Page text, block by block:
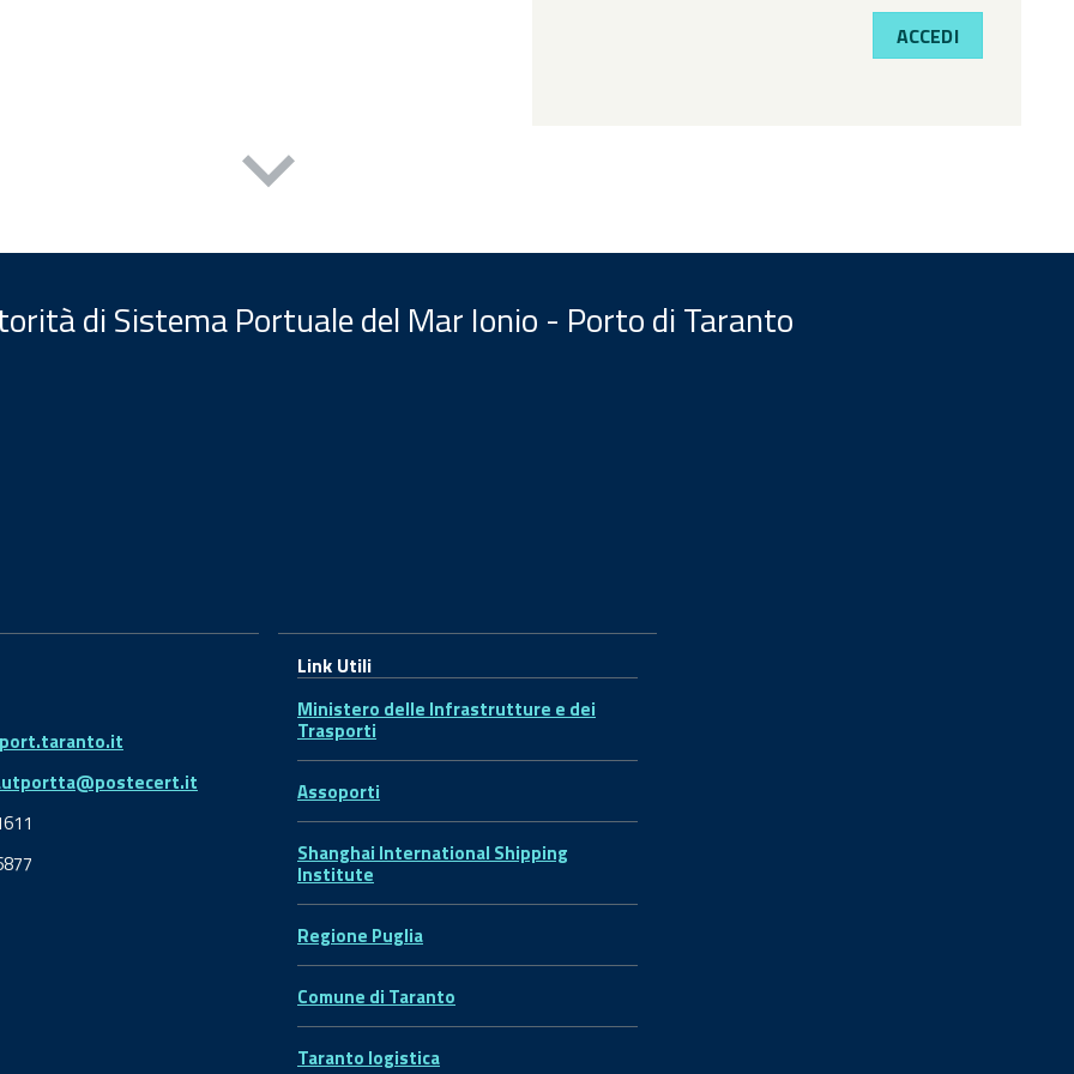
ACCEDI
di Sistema Portuale del Mar Ionio - Porto di Taranto
Link Utili
Ministero delle Infrastrutture e dei
Trasporti
Assoporti
Shanghai International Shipping
Institute
Regione Puglia
Comune di Taranto
Taranto logistica